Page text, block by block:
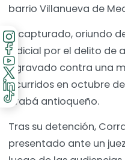
barrio Villanueva de
El capturado, oriundo
judicial por el delito de
agravado contra una
ocurridos en octubre
Urabá antioqueño.
Tras su detención,
presentado ante un